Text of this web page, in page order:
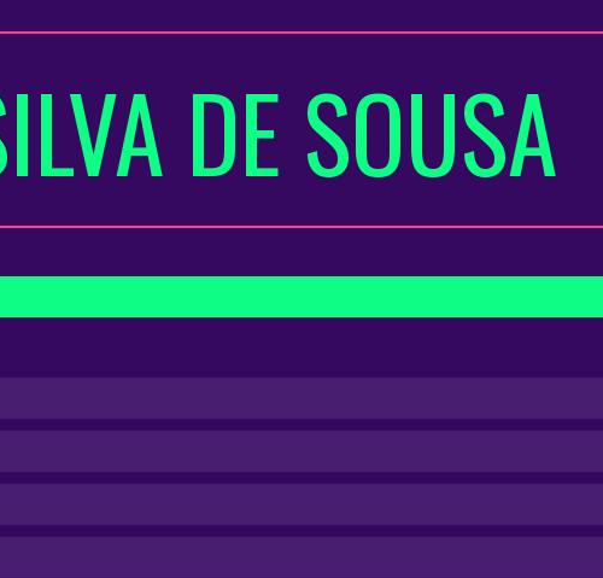
DE SOUSA